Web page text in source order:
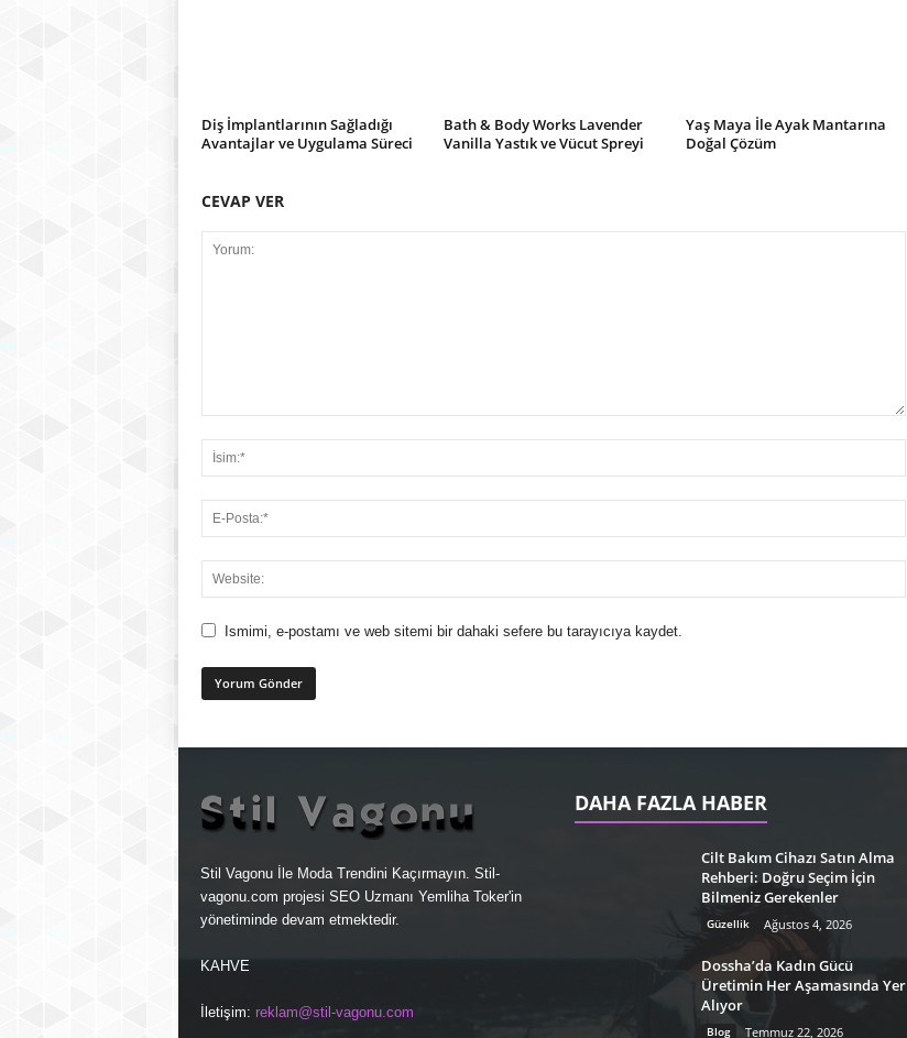
Diş İmplantlarının Sağladığı
Avantajlar ve Uygulama Süreci
Bath & Body Works Lavender
Vanilla Yastık ve Vücut Spreyi
Yaş Maya İle Ayak Mantarına
Doğal Çözüm
CEVAP VER
Ismimi, e-postamı ve web sitemi bir dahaki sefere bu tarayıcıya kaydet.
Stil Vagonu İle Moda Trendini Kaçırmayın. Stil-
vagonu.com projesi SEO Uzmanı Yemliha Toker'in
yönetiminde devam etmektedir.
KAHVE
İletişim: reklam@stil-vagonu.com
DAHA FAZLA HABER
Cilt Bakım Cihazı Satın Alma
Rehberi: Doğru Seçim İçin
Bilmeniz Gerekenler
Güzellik Ağustos 4, 2026
Dossha’da Kadın Gücü
Üretimin Her Aşamasında Yer
Alıyor
Blog Temmuz 22, 2026